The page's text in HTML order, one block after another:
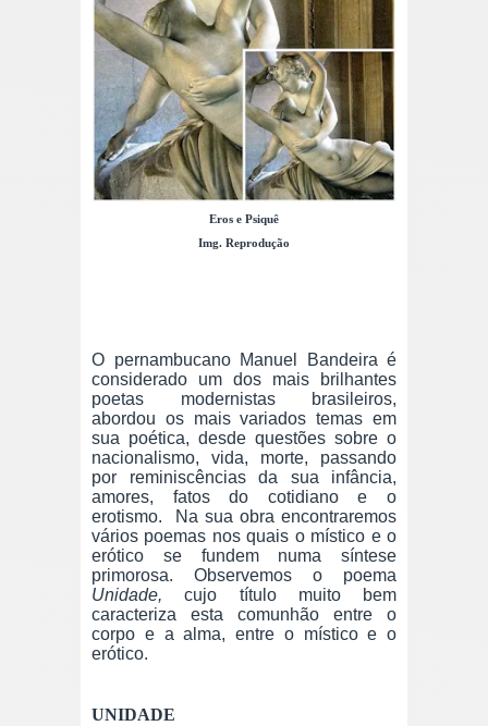
Eros e Psiquê
Img. Reprodução
O pernambucano Manuel Bandeira é
considerado um dos mais brilhantes
poetas modernistas brasileiros,
abordou os mais variados temas em
sua poética, desde questões sobre o
nacionalismo, vida, morte, passando
por reminiscências da sua infância,
amores, fatos do cotidiano e o
erotismo. Na sua obra encontraremos
vários poemas nos quais o místico e o
erótico se fundem numa síntese
primorosa. Observemos o poema
Unidade,cujo título muito bem
caracteriza esta comunhão entre o
corpo e a alma, entre o místico e o
erótico.
UNIDADE